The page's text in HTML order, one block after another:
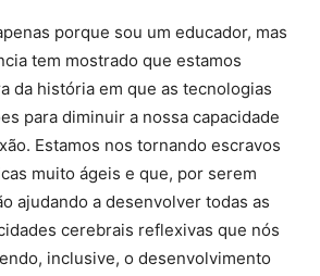
porque sou um educador, mas
tem mostrado que estamos
da história em que as tecnologias
para diminuir a nossa capacidade
Estamos nos tornando escravos
muito ágeis e que, por serem
ajudando a desenvolver todas as
cerebrais reflexivas que nós
inclusive, o desenvolvimento